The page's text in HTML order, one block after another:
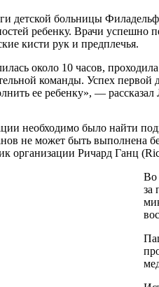
детской больницы
ребенку. Врачи успешно
кисти рук и предплечья.
около 10 часов,
команды. Успех первой
ее ребенку», — рассказал
необходимо было найти
не может быть выполнена
организации Ричард Ганц
Во
за